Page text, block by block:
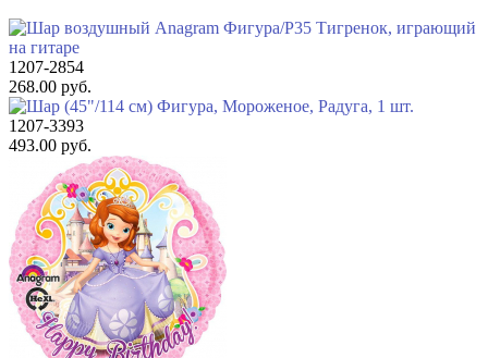
1207-2854
268.00 руб.
1207-3393
493.00 руб.